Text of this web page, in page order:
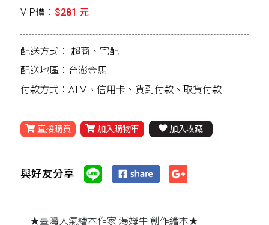
VIP價： $281 元
配送方式： 超商、宅配
配送地區：台澎金馬
付款方式：ATM、信用卡、貨到付款、取貨付款
直接購買 加入購物車 加入收藏
與好友分享
★臺灣人氣繪本作家 湯姆牛 創作繪本★